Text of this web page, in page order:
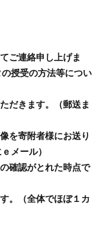
ご連絡申し上げま
授受の方法等につい
だきます。（郵送ま
を寄附者様にお送り
メール）
確認がとれた時点で
。（全体でほぼ１カ